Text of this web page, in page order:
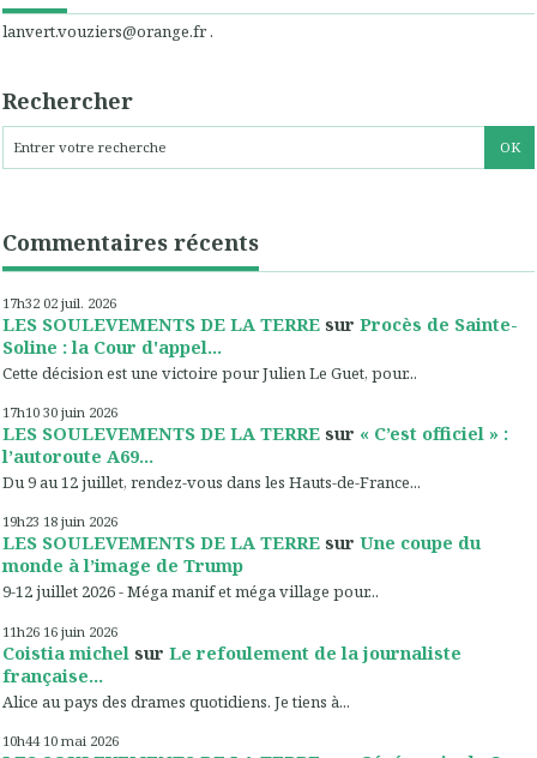
lanvert.vouziers@orange.fr .
Rechercher
Commentaires récents
17h32 02 juil. 2026
LES SOULEVEMENTS DE LA TERRE sur Procès de Sainte-
Soline : la Cour d'appel...
Cette décision est une victoire pour Julien Le Guet, pour...
17h10 30 juin 2026
LES SOULEVEMENTS DE LA TERRE sur « C’est officiel » :
l’autoroute A69...
Du 9 au 12 juillet, rendez-vous dans les Hauts-de-France...
19h23 18 juin 2026
LES SOULEVEMENTS DE LA TERRE sur Une coupe du
monde à l’image de Trump
9-12 juillet 2026 - Méga manif et méga village pour...
11h26 16 juin 2026
Coistia michel sur Le refoulement de la journaliste
française...
Alice au pays des drames quotidiens. Je tiens à...
10h44 10 mai 2026